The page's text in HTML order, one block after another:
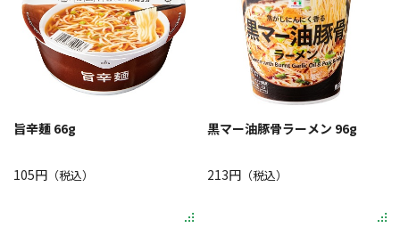
旨辛麺 66g
105円 （税込）
黒マー油豚骨ラーメン 96g
213円（税込）